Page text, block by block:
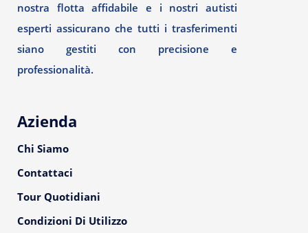
nostra flotta affidabile e i nostri autisti
esperti assicurano che tutti i trasferimenti
siano gestiti con precisione e
professionalità.
Azienda
Chi Siamo
Contattaci
Tour Quotidiani
Condizioni Di Utilizzo